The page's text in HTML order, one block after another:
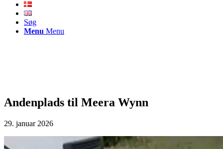
Søg
Menu Menu
Andenplads til Meera Wynn
29. januar 2026